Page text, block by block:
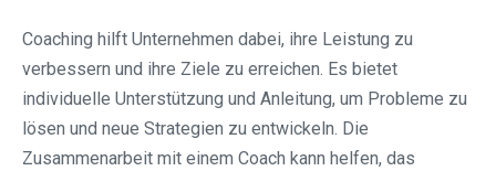
Coaching hilft Unternehmen dabei, ihre Leistung zu
verbessern und ihre Ziele zu erreichen. Es bietet
individuelle Unterstützung und Anleitung, um Probleme zu
lösen und neue Strategien zu entwickeln. Die
Zusammenarbeit mit einem Coach kann helfen, das